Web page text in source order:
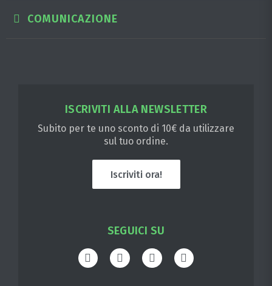
COMUNICAZIONE
ISCRIVITI ALLA NEWSLETTER
Subito per te uno sconto di 10€ da utilizzare
sul tuo ordine.
Iscriviti ora!
SEGUICI SU